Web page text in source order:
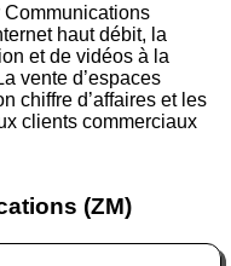
Communications
haut débit, la
et de vidéos à la
vente d’espaces
chiffre d’affaires et les
clients commerciaux
(ZM)